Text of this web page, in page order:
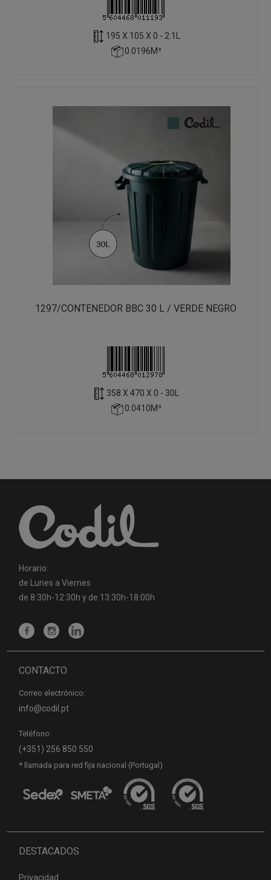
195 X 105 X 0 - 2.1L
0.0196M³
1297/CONTENEDOR BBC 30 L / VERDE NEGRO
358 X 470 X 0 - 30L
0.0410M³
Horario:
de Lunes a Viernes
de 8:30h-12:30h y de 13:30h-18:00h
CONTACTO
Correo electrónico:
info@codil.pt
Teléfono:
(+351) 256 850 550
* llamada para red fija nacional (Portugal)
DESTACADOS
Privacidad